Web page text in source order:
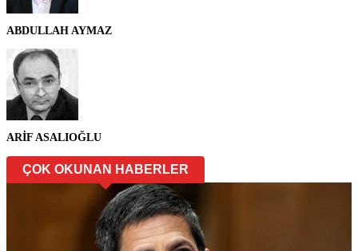
ABDULLAH AYMAZ
ARİF ASALIOĞLU
ÇOK OKUNAN HABERLER